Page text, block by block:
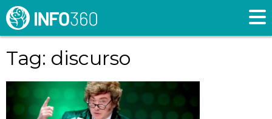
Tag: discurso